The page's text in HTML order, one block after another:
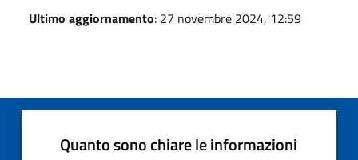
Ultimo aggiornamento: 27 novembre 2024, 12:59
Quanto sono chiare le informazioni